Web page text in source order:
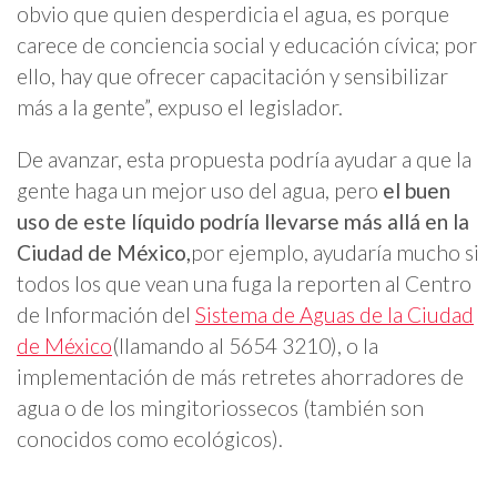
obvio que quien desperdicia el agua, es porque
carece de conciencia social y educación cívica; por
ello, hay que ofrecer capacitación y sensibilizar
más a la gente”, expuso el legislador.
De avanzar, esta propuesta podría ayudar a que la
gente haga un mejor uso del agua, pero el buen
uso de este líquido podría llevarse más allá en la
Ciudad de México,por ejemplo, ayudaría mucho si
todos los que vean una fuga la reporten al Centro
de Información del Sistema de Aguas de la Ciudad
de México(llamando al 5654 3210), o la
implementación de más retretes ahorradores de
agua o de los mingitoriossecos (también son
conocidos como ecológicos).